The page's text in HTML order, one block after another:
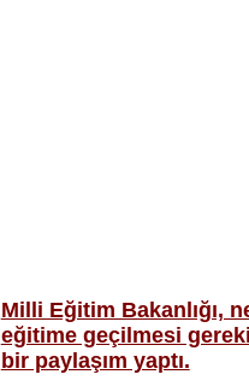
Milli Eğitim Bakanlığı,
eğitime geçilmesi
bir paylaşım yaptı.